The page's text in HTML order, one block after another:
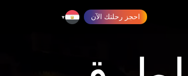
احجز رحلتك الآن ▾